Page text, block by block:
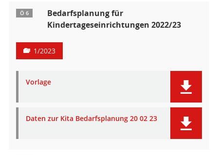
Ö 6
Bedarfsplanung für
Kindertageseinrichtungen 2022/23
1/2023
Vorlage
Daten zur Kita Bedarfsplanung 20 02 23